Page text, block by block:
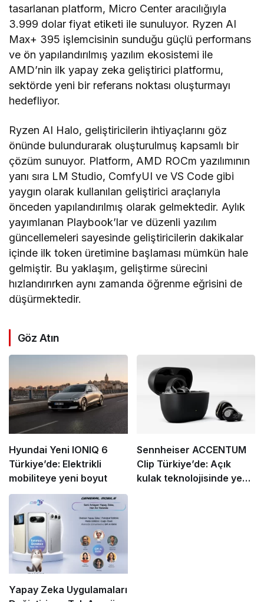
tasarlanan platform, Micro Center aracılığıyla
3.999 dolar fiyat etiketi ile sunuluyor. Ryzen AI
Max+ 395 işlemcisinin sunduğu güçlü performans
ve ön yapılandırılmış yazılım ekosistemi ile
AMD’nin ilk yapay zeka geliştirici platformu,
sektörde yeni bir referans noktası oluşturmayı
hedefliyor.
Ryzen AI Halo, geliştiricilerin ihtiyaçlarını göz
önünde bulundurarak oluşturulmuş kapsamlı bir
çözüm sunuyor. Platform, AMD ROCm yazılımının
yanı sıra LM Studio, ComfyUI ve VS Code gibi
yaygın olarak kullanılan geliştirici araçlarıyla
önceden yapılandırılmış olarak gelmektedir. Aylık
yayımlanan Playbook’lar ve düzenli yazılım
güncellemeleri sayesinde geliştiricilerin dakikalar
içinde ilk token üretimine başlaması mümkün hale
gelmiştir. Bu yaklaşım, geliştirme sürecini
hızlandırırken aynı zamanda öğrenme eğrisini de
düşürmektedir.
Göz Atın
Hyundai Yeni IONIQ 6
Türkiye’de: Elektrikli
mobiliteye yeni boyut
Sennheiser ACCENTUM
Clip Türkiye’de: Açık
kulak teknolojisinde yeni
Yapay Zeka Uygulamaları